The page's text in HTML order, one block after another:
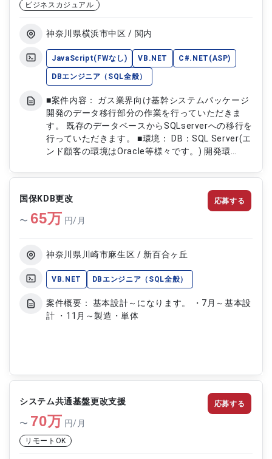
ビジネスカジュアル
神奈川県横浜市中区 / 関内
JavaScript(FWなし) VB.NET C#.NET(ASP)
DBエンジニア（SQL全般）
■案件内容： ガス業界向け基幹システムパッケージ
開発のデータ移行部分の作業を行っていただきま
す。 既存のデータベースからSQLserverへの移行を
行っていただきます。 ■環境： DB：SQL Server(エ
ンド顧客の環境はOracle等様々です。) 開発環
フラ：さくらクラウド、AWS、Windows、Linux
国保KDB更改
〜 65万 円/月
神奈川県川崎市麻生区 / 新百合ヶ丘
VB.NET DBエンジニア（SQL全般）
案件概要： 基本設計～になります。 ・7月～基本設
計 ・11月～製造・単体
応募する
システム共通基盤更改支援
〜 70万 円/月
リモートOK
応募する